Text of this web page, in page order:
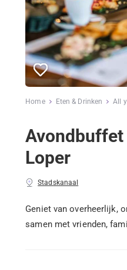
Home Eten & Drinken All
Loper
Stadskanaal
Geniet van overheerlijk,
samen met vrienden,